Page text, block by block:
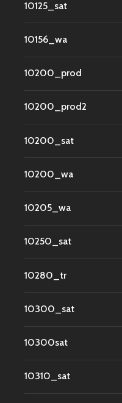
10125_sat
10156_wa
10200_prod
10200_prod2
10200_sat
10200_wa
10205_wa
10250_sat
10280_tr
10300_sat
10300sat
10310_sat